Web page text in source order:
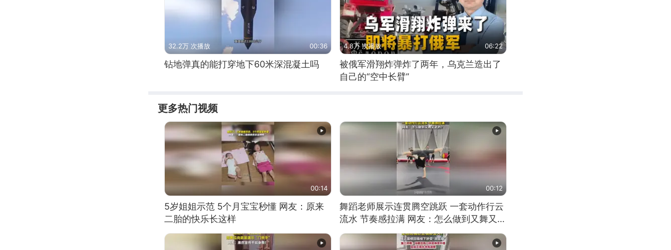
32.2万 次播放 00:36
钻地弹真的能打穿地下60米深混凝土吗
4.8万 次播放 06:22
被俄军滑翔炸弹炸了两年，乌克兰造出了
自己的“空中长臂”
更多热门视频
00:14
5岁姐姐示范 5个月宝宝秒懂 网友：原来
二胎的快乐长这样
00:12
舞蹈老师展示连贯腾空跳跃 一套动作行云
流水 节奏感拉满 网友：怎么做到又舞又武
的？